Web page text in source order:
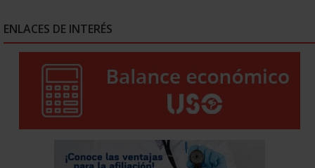
ENLACES DE INTERÉS